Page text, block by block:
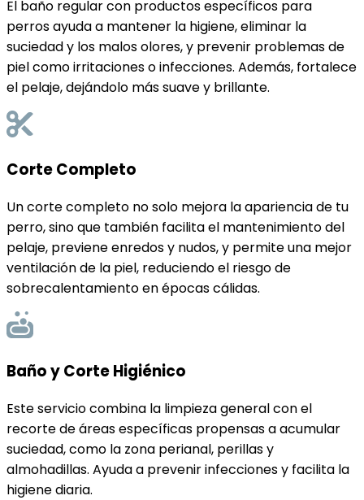
El baño regular con productos específicos para
perros ayuda a mantener la higiene, eliminar la
suciedad y los malos olores, y prevenir problemas de
piel como irritaciones o infecciones. Además, fortalece
el pelaje, dejándolo más suave y brillante.
Corte Completo
Un corte completo no solo mejora la apariencia de tu
perro, sino que también facilita el mantenimiento del
pelaje, previene enredos y nudos, y permite una mejor
ventilación de la piel, reduciendo el riesgo de
sobrecalentamiento en épocas cálidas.
Baño y Corte Higiénico
Este servicio combina la limpieza general con el
recorte de áreas específicas propensas a acumular
suciedad, como la zona perianal, perillas y
almohadillas. Ayuda a prevenir infecciones y facilita la
higiene diaria.